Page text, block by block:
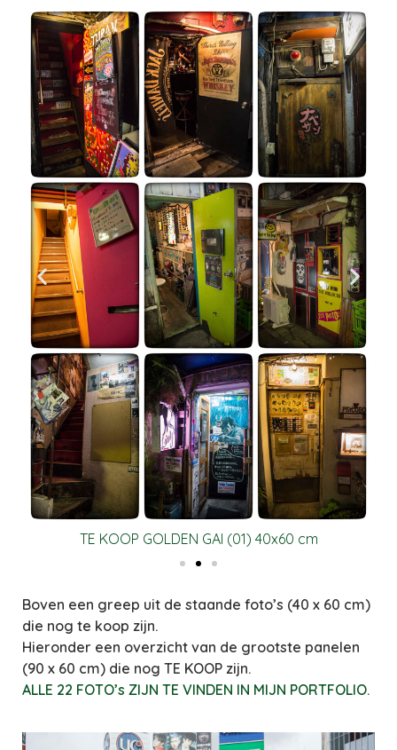
TE KOOP GOLDEN GAI (01) 40x60 cm
Boven een greep uit de staande foto’s (40 x 60 cm)
die nog te koop zijn.
Hieronder een overzicht van de grootste panelen
(90 x 60 cm) die nog TE KOOP zijn.
ALLE 22 FOTO’s ZIJN TE VINDEN IN MIJN PORTFOLIO.